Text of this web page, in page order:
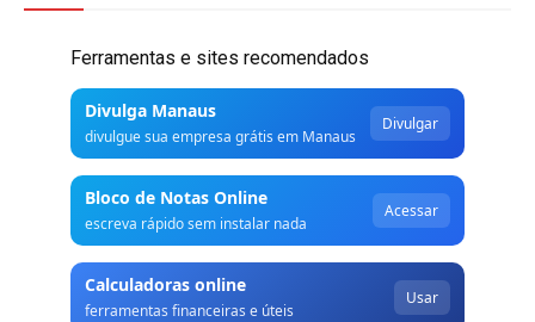
Ferramentas e sites recomendados
Divulga Manaus
divulgue sua empresa grátis em Manaus
Divulgar
Bloco de Notas Online
escreva rápido sem instalar nada
Acessar
Calculadoras online
ferramentas financeiras e úteis
Usar